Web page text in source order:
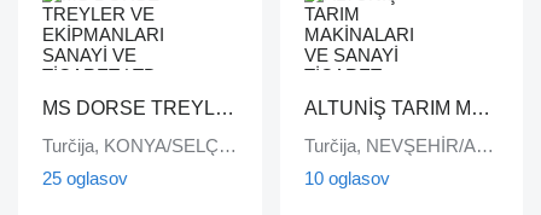
MS DORSE TREYLER VE EKİPMANLARI SANAYİ VE TİCARET LTD STİ
Turčija, KONYA/SELÇUKLU
25 oglasov
ALTUNİŞ TARIM MAKİNALARI VE SANAYİ TİCARET LİMİTED ŞİRKETİ
Turčija, NEVŞEHİR/ACIGÖL
10 oglasov